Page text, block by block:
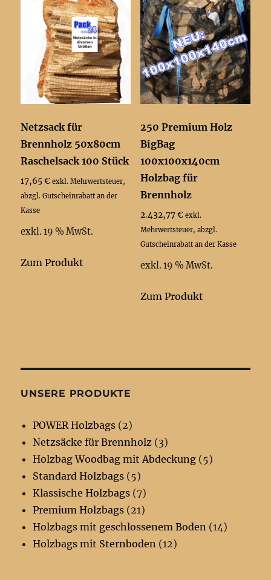
Netzsack für
Brennholz 50x80cm
Raschelsack 100 Stück
17,65€ exkl. Mehrwertsteuer,
abzgl. Gutscheinrabatt an der
Kasse
exkl. 19 % MwSt.
Zum Produkt
250 Premium Holz
BigBag
100x100x140cm
Holzbag für
Brennholz
2.432,77€ exkl.
Mehrwertsteuer, abzgl.
Gutscheinrabatt an der Kasse
exkl. 19 % MwSt.
Zum Produkt
UNSERE PRODUKTE
POWER Holzbags (2)
Netzsäcke für Brennholz (3)
Holzbag Woodbag mit Abdeckung (5)
Standard Holzbags (5)
Klassische Holzbags (7)
Premium Holzbags (21)
Holzbags mit geschlossenem Boden (14)
Holzbags mit Sternboden (12)